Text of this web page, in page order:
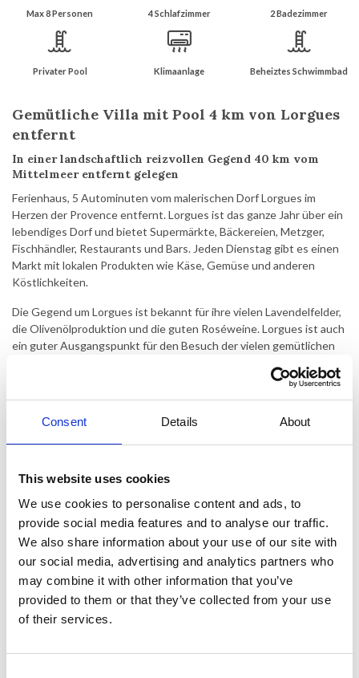
Consent Details About
This website uses cookies
We use cookies to personalise content and ads, to
provide social media features and to analyse our traffic.
We also share information about your use of our site with
our social media, advertising and analytics partners who
may combine it with other information that you’ve
provided to them or that they’ve collected from your use
of their services.
Max 8 Personen 4 Schlafzimmer 2 Badezimmer
Privater Pool Klimaanlage Beheiztes Schwimmbad
Gemütliche Villa mit Pool 4 km von Lorgues
entfernt
In einer landschaftlich reizvollen Gegend 40 km vom
Mittelmeer entfernt gelegen
Ferienhaus, 5 Autominuten vom malerischen Dorf Lorgues im
Herzen der Provence entfernt. Lorgues ist das ganze Jahr über ein
lebendiges Dorf und bietet Supermärkte, Bäckereien, Metzger,
Fischhändler, Restaurants und Bars. Jeden Dienstag gibt es einen
Markt mit lokalen Produkten wie Käse, Gemüse und anderen
Köstlichkeiten.
Die Gegend um Lorgues ist bekannt für ihre vielen Lavendelfelder,
die Olivenölproduktion und die guten Roséweine. Lorgues ist auch
ein guter Ausgangspunkt für den Besuch der vielen gemütlichen
beeindruckenden Gorges de Verdon oder für einen Tagesausflug
Diese schöne Villa liegt auf einem großen, geschlossenen
Grundstück von 4.000 m2 mit Zugang über ein elektrisches Tor.
dem Haus gibt es eine schöne, überdachte Terrasse mit
dieser Seite des Hauses finden Sie auch den großen Pool,
umgeben von einer Sonnenterrasse mit Sonnenliegen. Grillplatz
mit Holzkohlegrill.
Die Villa erstreckt sich über 2 Ebenen und verfügt im Erdgeschoss
über eine Küche mit Essbereich, 1 gemütliches Wohnzimmer mit
Sofagruppe und Essbereich sowie Zugang zur Terrasse und zum
Pool. 2 Schlafzimmer mit Doppelbetten, 1 Badezimmer mit Dusche
Im 1. Stock befinden sich 2 Schlafzimmer mit je 2 Einzelbetten, 1